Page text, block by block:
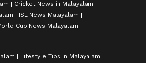
Cricket News in Malayalam
ISL News Malayalam
Cup News Malayalam
Lifestyle Tips in Malayalam